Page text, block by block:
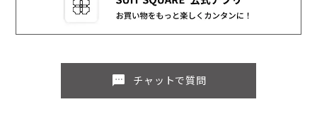
sms チャットで質問